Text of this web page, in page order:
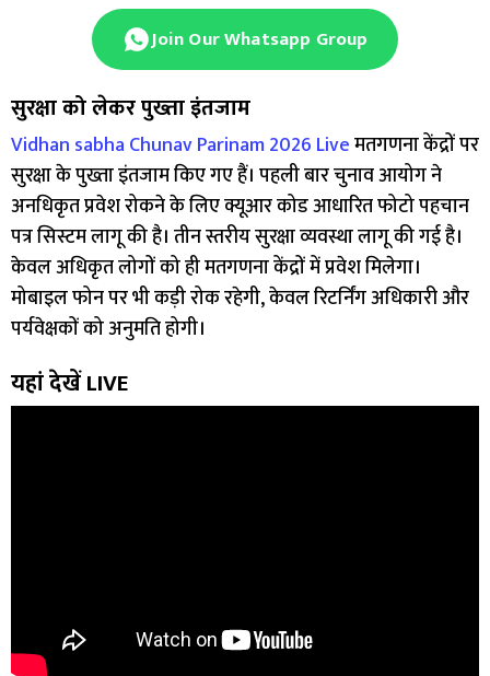
Join Our Whatsapp Group
सुरक्षा को लेकर पुख्ता इंतजाम
Vidhan sabha Chunav Parinam 2026 Liveमतगणना केंद्रों पर
सुरक्षा के पुख्ता इंतजाम किए गए हैं। पहली बार चुनाव आयोग ने
अनधिकृत प्रवेश रोकने के लिए क्यूआर कोड आधारित फोटो पहचान
पत्र सिस्टम लागू की है। तीन स्तरीय सुरक्षा व्यवस्था लागू की गई है।
केवल अधिकृत लोगों को ही मतगणना केंद्रों में प्रवेश मिलेगा।
मोबाइल फोन पर भी कड़ी रोक रहेगी, केवल रिटर्निंग अधिकारी और
पर्यवेक्षकों को अनुमति होगी।
यहां देखें LIVE